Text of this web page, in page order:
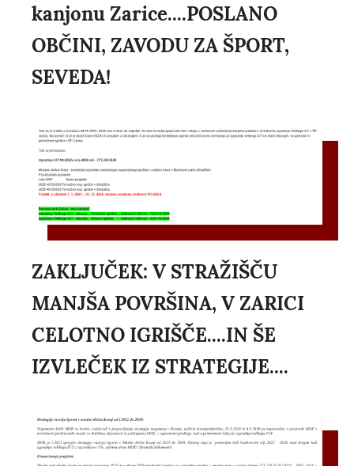
kanjonu Zarice....POSLANO
OBČINI, ZAVODU ZA ŠPORT,
SEVEDA!
ZAKLJUČEK: V STRAŽIŠČU
MANJŠA POVRŠINA, V ZARICI
CELOTNO IGRIŠČE....IN ŠE
IZVLEČEK IZ STRATEGIJE....